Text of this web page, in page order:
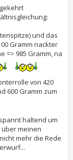
und das
Gramm nackter
=> 985 Gramm, na
von 420
600 Gramm zum
haltend um
meinen
mehr die Rede